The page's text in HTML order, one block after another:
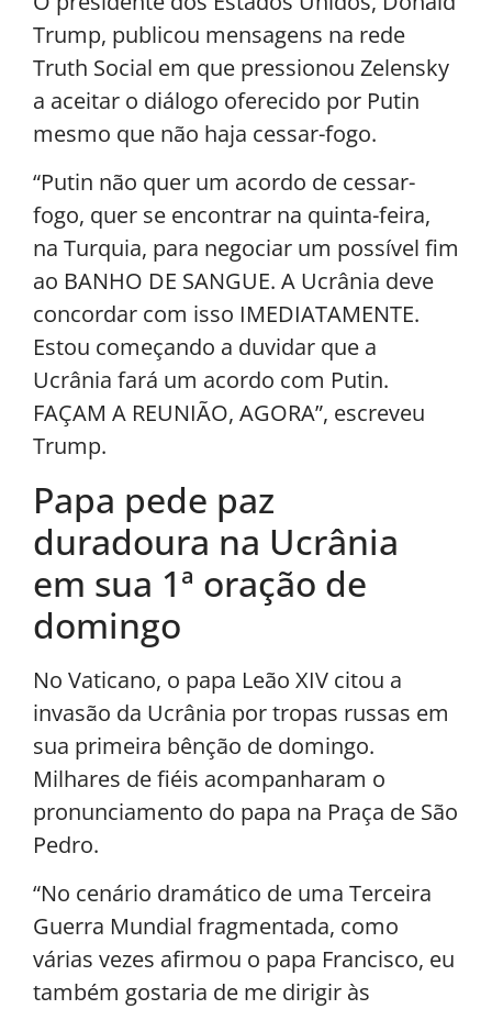
Trump, publicou mensagens na rede
Truth Social em que pressionou Zelensky
a aceitar o diálogo oferecido por Putin
mesmo que não haja cessar-fogo.
“Putin não quer um acordo de cessar-
fogo, quer se encontrar na quinta-feira,
na Turquia, para negociar um possível fim
ao BANHO DE SANGUE. A Ucrânia deve
concordar com isso IMEDIATAMENTE.
Estou começando a duvidar que a
Ucrânia fará um acordo com Putin.
FAÇAM A REUNIÃO, AGORA”, escreveu
Trump.
Papa pede paz
duradoura na Ucrânia
em sua 1ª oração de
domingo
No Vaticano, o papa Leão XIV citou a
invasão da Ucrânia por tropas russas em
sua primeira bênção de domingo.
Milhares de fiéis acompanharam o
pronunciamento do papa na Praça de São
Pedro.
“No cenário dramático de uma Terceira
Guerra Mundial fragmentada, como
várias vezes afirmou o papa Francisco, eu
também gostaria de me dirigir às